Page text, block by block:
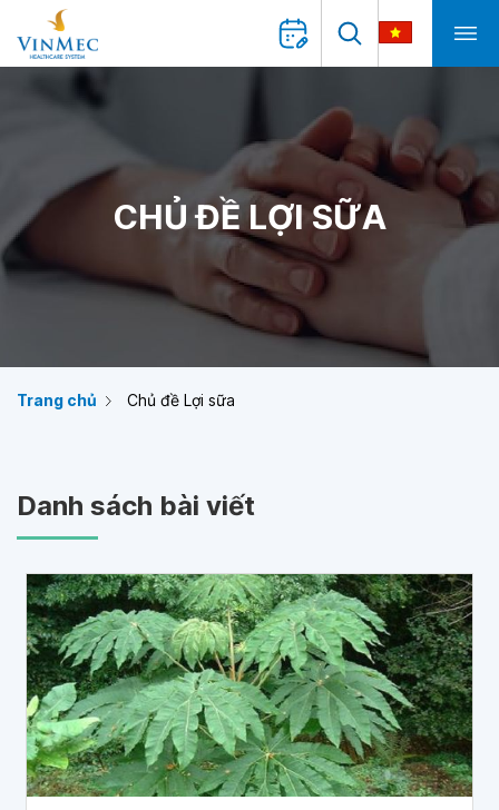
CHỦ ĐỀ LỢI SỮA
Trang chủ Chủ đề Lợi sữa
Danh sách bài viết